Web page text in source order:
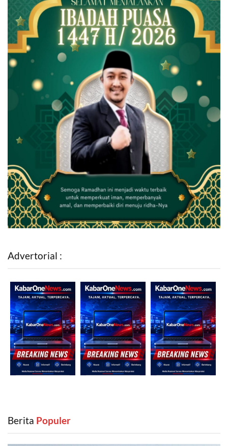
Advertorial :
Berita ‎ Populer